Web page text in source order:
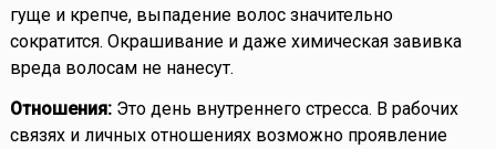
гуще и крепче, выпадение волос значительно
сократится. Окрашивание и даже химическая завивка
вреда волосам не нанесут.
Отношения:Это день внутреннего стресса. В рабочих
связях и личных отношениях возможно проявление